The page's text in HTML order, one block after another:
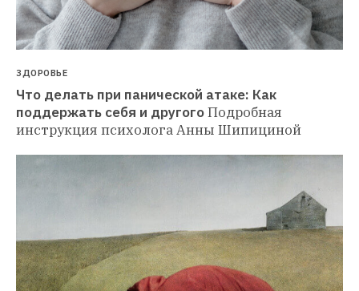
ЗДОРОВЬЕ
Что делать при панической атаке: Как
поддержать себя и другогоПодробная
инструкция психолога Анны Шипициной